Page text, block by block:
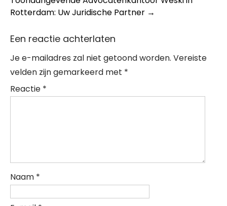
Rotterdam: Uw Juridische Partner →
Een reactie achterlaten
Je e-mailadres zal niet getoond worden. Vereiste
velden zijn gemarkeerd met *
Reactie *
Naam *